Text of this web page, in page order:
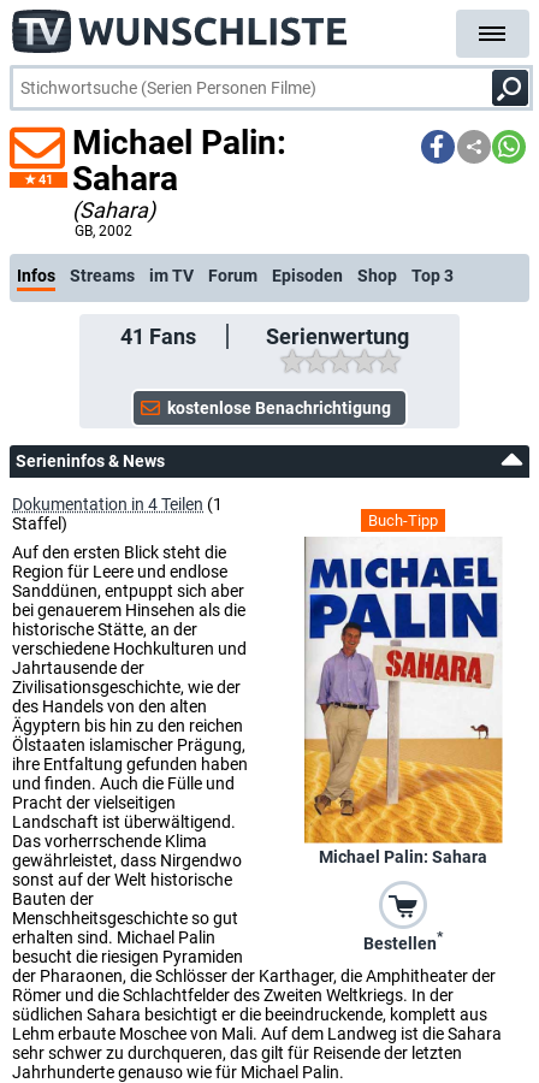
41
Michael Palin:
Sahara
(Sahara)
GB, 2002
kostenlose E-Mail-Benachrichtig
Infos Streams im TV Forum Episoden Shop Top 3
41 Fans Serienwertung
Serieninfos & News
Buch-Tipp
Michael Palin: Sahara
Bestellen*
Dokumentation in 4 Teilen (1
Staffel)
Auf den ersten Blick steht die
Region für Leere und endlose
Sanddünen, entpuppt sich aber
bei genauerem Hinsehen als die
historische Stätte, an der
verschiedene Hochkulturen und
Jahrtausende der
Zivilisationsgeschichte, wie der
des Handels von den alten
Ägyptern bis hin zu den reichen
Ölstaaten islamischer Prägung,
ihre Entfaltung gefunden haben
und finden. Auch die Fülle und
Pracht der vielseitigen
Landschaft ist überwältigend.
Das vorherrschende Klima
gewährleistet, dass Nirgendwo
sonst auf der Welt historische
Bauten der
Menschheitsgeschichte so gut
erhalten sind. Michael Palin
besucht die riesigen Pyramiden
der Pharaonen, die Schlösser der Karthager, die Amphitheater der
Römer und die Schlachtfelder des Zweiten Weltkriegs. In der
südlichen Sahara besichtigt er die beeindruckende, komplett aus
Lehm erbaute Moschee von Mali. Auf dem Landweg ist die Sahara
sehr schwer zu durchqueren, das gilt für Reisende der letzten
Jahrhunderte genauso wie für Michael Palin.